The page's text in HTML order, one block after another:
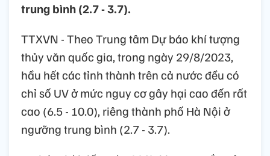
trung bình (2.7 - 3.7).
TTXVN - Theo Trung tâm Dự báo khí tượng
thủy văn quốc gia, trong ngày 29/8/2023,
hầu hết các tỉnh thành trên cả nước đều có
chỉ số UV ở mức nguy cơ gây hại cao đến rất
cao (6.5 - 10.0), riêng thành phố Hà Nội ở
ngưỡng trung bình (2.7 - 3.7).